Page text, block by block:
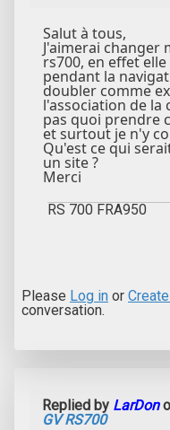
Salut à tous,
J'aimerai changer
rs700, en effet
pendant la
doubler comme
l'association de la
pas quoi prendre
et surtout je n'y
Qu'est ce qui
un site ?
Merci
RS 700 FRA950
Please Log in or
conversation.
Replied by LarDon
GV RS700